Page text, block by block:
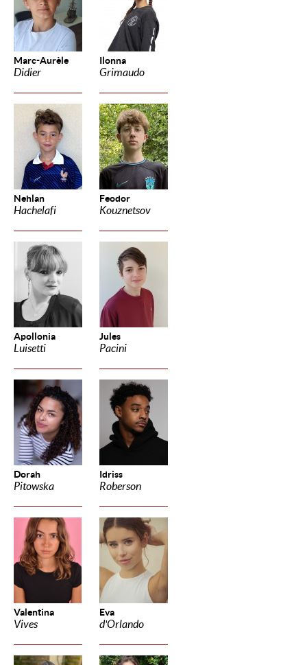
Marc-Aurèle
Didier
Ilonna
Grimaudo
Nehlan
Hachelafi
Feodor
Kouznetsov
Apollonia
Luisetti
Jules
Pacini
Dorah
Pitowska
Idriss
Roberson
Valentina
Vives
Eva
d'Orlando